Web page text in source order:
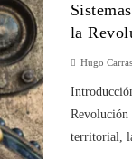
la
Hugo
Revolución
territorial,